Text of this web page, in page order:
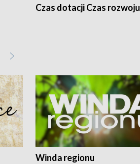
Czas dotacji Czas rozwoju
Winda regionu